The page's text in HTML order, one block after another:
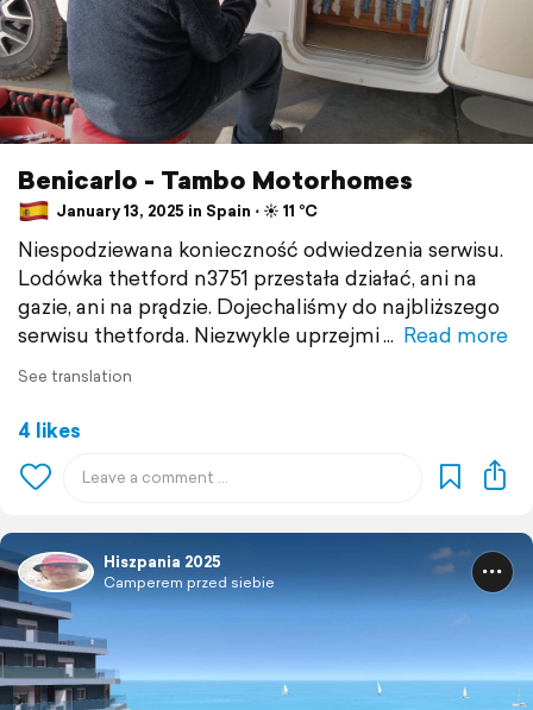
Benicarlo - Tambo Motorhomes
January 13, 2025 in Spain ⋅ ☀️ 11 °C
Niespodziewana konieczność odwiedzenia serwisu.
Lodówka thetford n3751 przestała działać, ani na
gazie, ani na prądzie. Dojechaliśmy do najbliższego
serwisu thetforda. Niezwykle uprzejmi
Read more
See translation
4 likes
Hiszpania 2025
Camperem przed siebie